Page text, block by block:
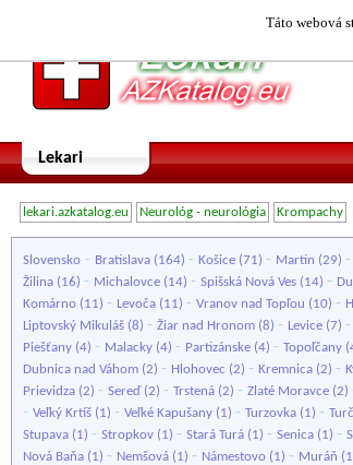
Táto webová
Lekari
lekari.azkatalog.eu Neurológ - neurológia Krompachy
Slovensko - Bratislava (164) - Košice (71) - Martin (29) -
Žilina (16) - Michalovce (14) - Spišská Nová Ves (14) -
Komárno (11) - Levoča (11) - Vranov nad Topľou (10) -
Liptovský Mikuláš (8) - Žiar nad Hronom (8) - Levice (7) -
Piešťany (4) - Malacky (4) - Partizánske (4) - Topoľčany
Dubnica nad Váhom (2) - Hlohovec (2) - Kremnica (2) -
Prievidza (2) - Sereď(2) - Trstená (2) - Zlaté Moravce (2)
- Veľký Krtíš (1) - Veľké Kapušany (1) - Turzovka (1) -
Stupava (1) - Stropkov (1) - Stará Turá (1) - Senica (1) -
Nová Baňa (1) - Nemšová (1) - Námestovo (1) - Muráň